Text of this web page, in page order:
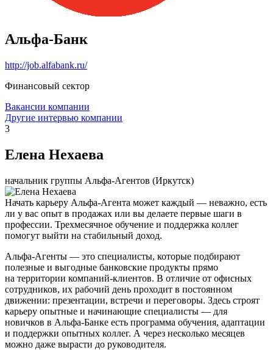
Альфа-Банк
http://job.alfabank.ru/
Финансовый сектор
Вакансии компании
Другие интервью компании
3
Елена Нехаева
начальник группы Альфа-Агентов (Иркутск)
Начать карьеру Альфа-Агента может каждый — неважно, есть
ли у вас опыт в продажах или вы делаете первые шаги в
профессии. Трехмесячное обучение и поддержка коллег
помогут выйти на стабильный доход.
Альфа-Агенты — это специалисты, которые подбирают
полезные и выгодные банковские продукты прямо
на территории компаний-клиентов. В отличие от офисных
сотрудников, их рабочий день проходит в постоянном
движении: презентации, встречи и переговоры. Здесь строят
карьеру опытные и начинающие специалисты — для
новичков в Альфа-Банке есть программа обучения, адаптации
и поддержки опытных коллег. А через несколько месяцев
можно даже вырасти до руководителя.